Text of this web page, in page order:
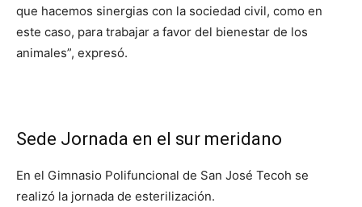
que hacemos sinergias con la sociedad civil, como en
este caso, para trabajar a favor del bienestar de los
animales”, expresó.
Sede Jornada en el sur meridano
En el Gimnasio Polifuncional de San José Tecoh se
realizó la jornada de esterilización.